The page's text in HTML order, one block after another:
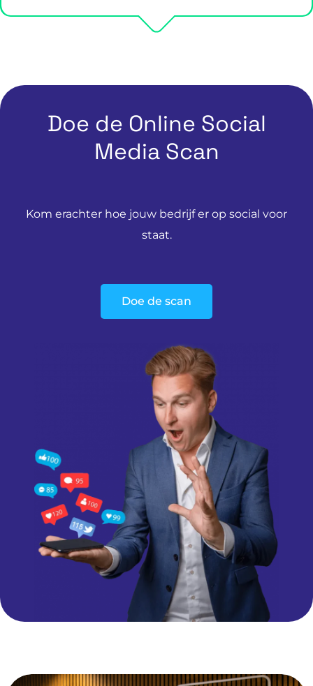
Doe de Online Social
Media Scan
Kom erachter hoe jouw bedrijf er op social voor
staat.
Doe de scan